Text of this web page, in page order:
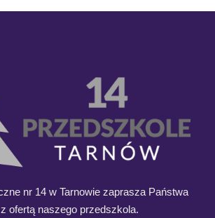
nr 14 w Tarnowie zaprasza Państwa
ofertą naszego przedszkola.